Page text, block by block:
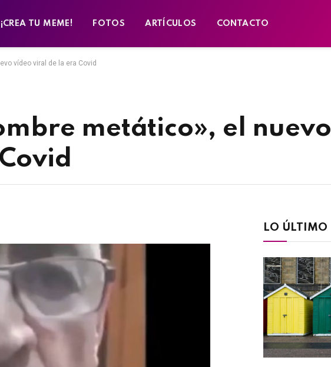
¡CREA TU MEME! FOTOS ARTÍCULOS CONTACTO
vídeo viral de la era Covid
metático», el nuevo
LO ÚLTIMO